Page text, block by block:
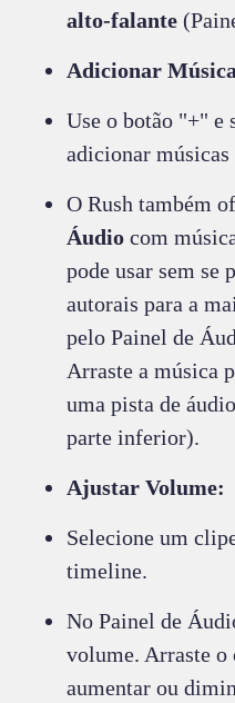
alto-falante
Adicionar
Use o botão "+" e
adicionar
O Rush também
Áudio com
pode usar sem se
autorais para a
pelo Painel de
Arraste a música
uma pista de
parte inferior).
Ajustar Volume:
Selecione um
timeline.
No Painel de
volume. Arraste o
aumentar ou